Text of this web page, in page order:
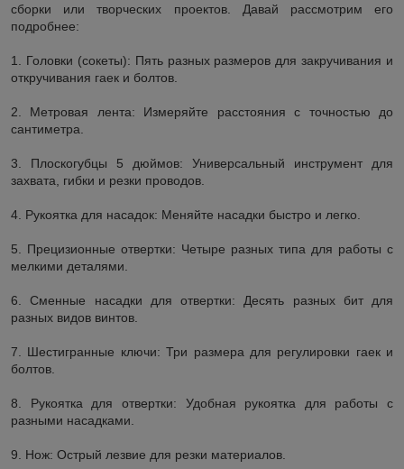
сборки или творческих проектов. Давай рассмотрим его
подробнее:
1. Головки (сокеты): Пять разных размеров для закручивания и
откручивания гаек и болтов.
2. Метровая лента: Измеряйте расстояния с точностью до
сантиметра.
3. Плоскогубцы 5 дюймов: Универсальный инструмент для
захвата, гибки и резки проводов.
4. Рукоятка для насадок: Меняйте насадки быстро и легко.
5. Прецизионные отвертки: Четыре разных типа для работы с
мелкими деталями.
6. Сменные насадки для отвертки: Десять разных бит для
разных видов винтов.
7. Шестигранные ключи: Три размера для регулировки гаек и
болтов.
8. Рукоятка для отвертки: Удобная рукоятка для работы с
разными насадками.
9. Нож: Острый лезвие для резки материалов.